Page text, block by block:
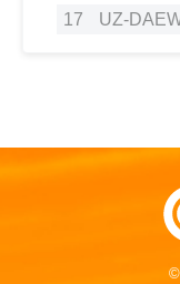
17
UZ-